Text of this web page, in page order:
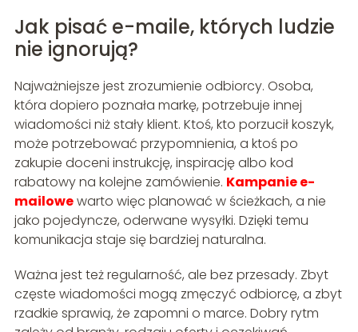
Jak pisać e-maile, których ludzie
nie ignorują?
Najważniejsze jest zrozumienie odbiorcy. Osoba,
która dopiero poznała markę, potrzebuje innej
wiadomości niż stały klient. Ktoś, kto porzucił koszyk,
może potrzebować przypomnienia, a ktoś po
zakupie doceni instrukcję, inspirację albo kod
rabatowy na kolejne zamówienie. Kampanie e-
mailowewarto więc planować w ścieżkach, a nie
jako pojedyncze, oderwane wysyłki. Dzięki temu
komunikacja staje się bardziej naturalna.
Ważna jest też regularność, ale bez przesady. Zbyt
częste wiadomości mogą zmęczyć odbiorcę, a zbyt
rzadkie sprawią, że zapomni o marce. Dobry rytm